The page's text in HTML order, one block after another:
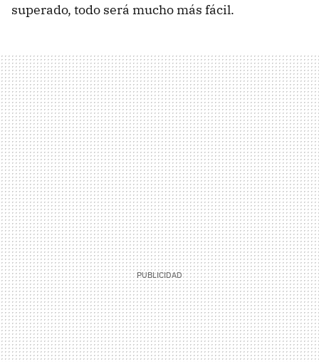
superado, todo será mucho más fácil.